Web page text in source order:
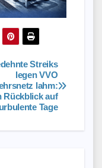
Streiks
legen VVO
lahm:
Rückblick auf
Tage